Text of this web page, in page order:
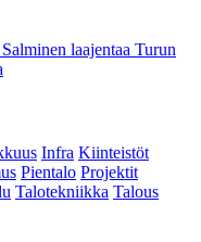
laajentaa Turun
Infra Kiinteistöt
Pientalo Projektit
Talotekniikka Talous